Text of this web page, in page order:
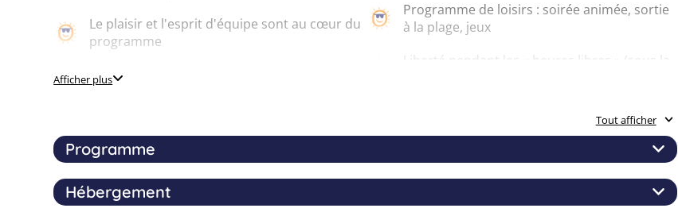
Le plaisir et l'esprit d'équipe sont au cœur du
programme
Un tournoi passionnant avec des finales
de participants venus du monde entier
Programme de loisirs : soirée animée, sortie
à la plage, jeux
Liberté pendant les « heures libres » (sous la
disco, détente autour du feu de camp
Cadeaux de bienvenue : un t-shirt sympa, un
pull chaud et une gourde
Afficher plus
Tout afficher
Programme
Ce stage de hockey à La Haye, c'est une semaine placée sous le signe du hockey et de la convivialité.
Hébergement